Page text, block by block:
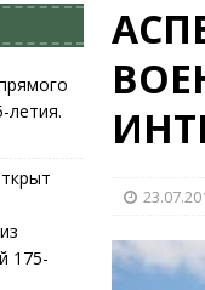
– неограничен
ряда украинских
В ВОЕННОЙ ИСТОРИИ
Дерябин: «Не бояться
летия.
175-